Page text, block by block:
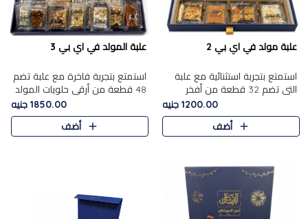
علبة مولد في اي بي 2
استمتع بتجربة استثنائية مع علبة
التي تضم 32 قطعة من أفخر
حلويات المولد الشرقية، في تشكيلة
تجمع بين الأصالة والاختيارات
الفاخرة. تحتوي العلبة..
1200.00 جنيه
أضف
علبة المولد في اي بي 3
استمتع بتجربة فاخرة مع علبة تضم
48 قطعة من أرقى حلويات المولد
الشرقية، في تشكيلة تجمع بين
الأصناف التقليدية الفاخرة والاختيارات
1850.00 جنيه
أضف